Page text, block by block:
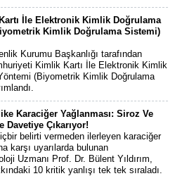
İle Elektronik Kimlik Doğrulama
Kimlik Doğrulama Sistemi)
Kurumu Başkanlığı tarafından
Kimlik Kartı İle Elektronik Kimlik
(Biyometrik Kimlik Doğrulama
Karaciğer Yağlanması: Siroz Ve
Davetiye Çıkarıyor!
belirti vermeden ilerleyen karaciğer
karşı uyarılarda bulunan
Uzmanı Prof. Dr. Bülent Yıldırım,
10 kritik yanlışı tek tek sıraladı.